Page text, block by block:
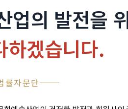
업의 발전을
하겠습니다.
률자문단